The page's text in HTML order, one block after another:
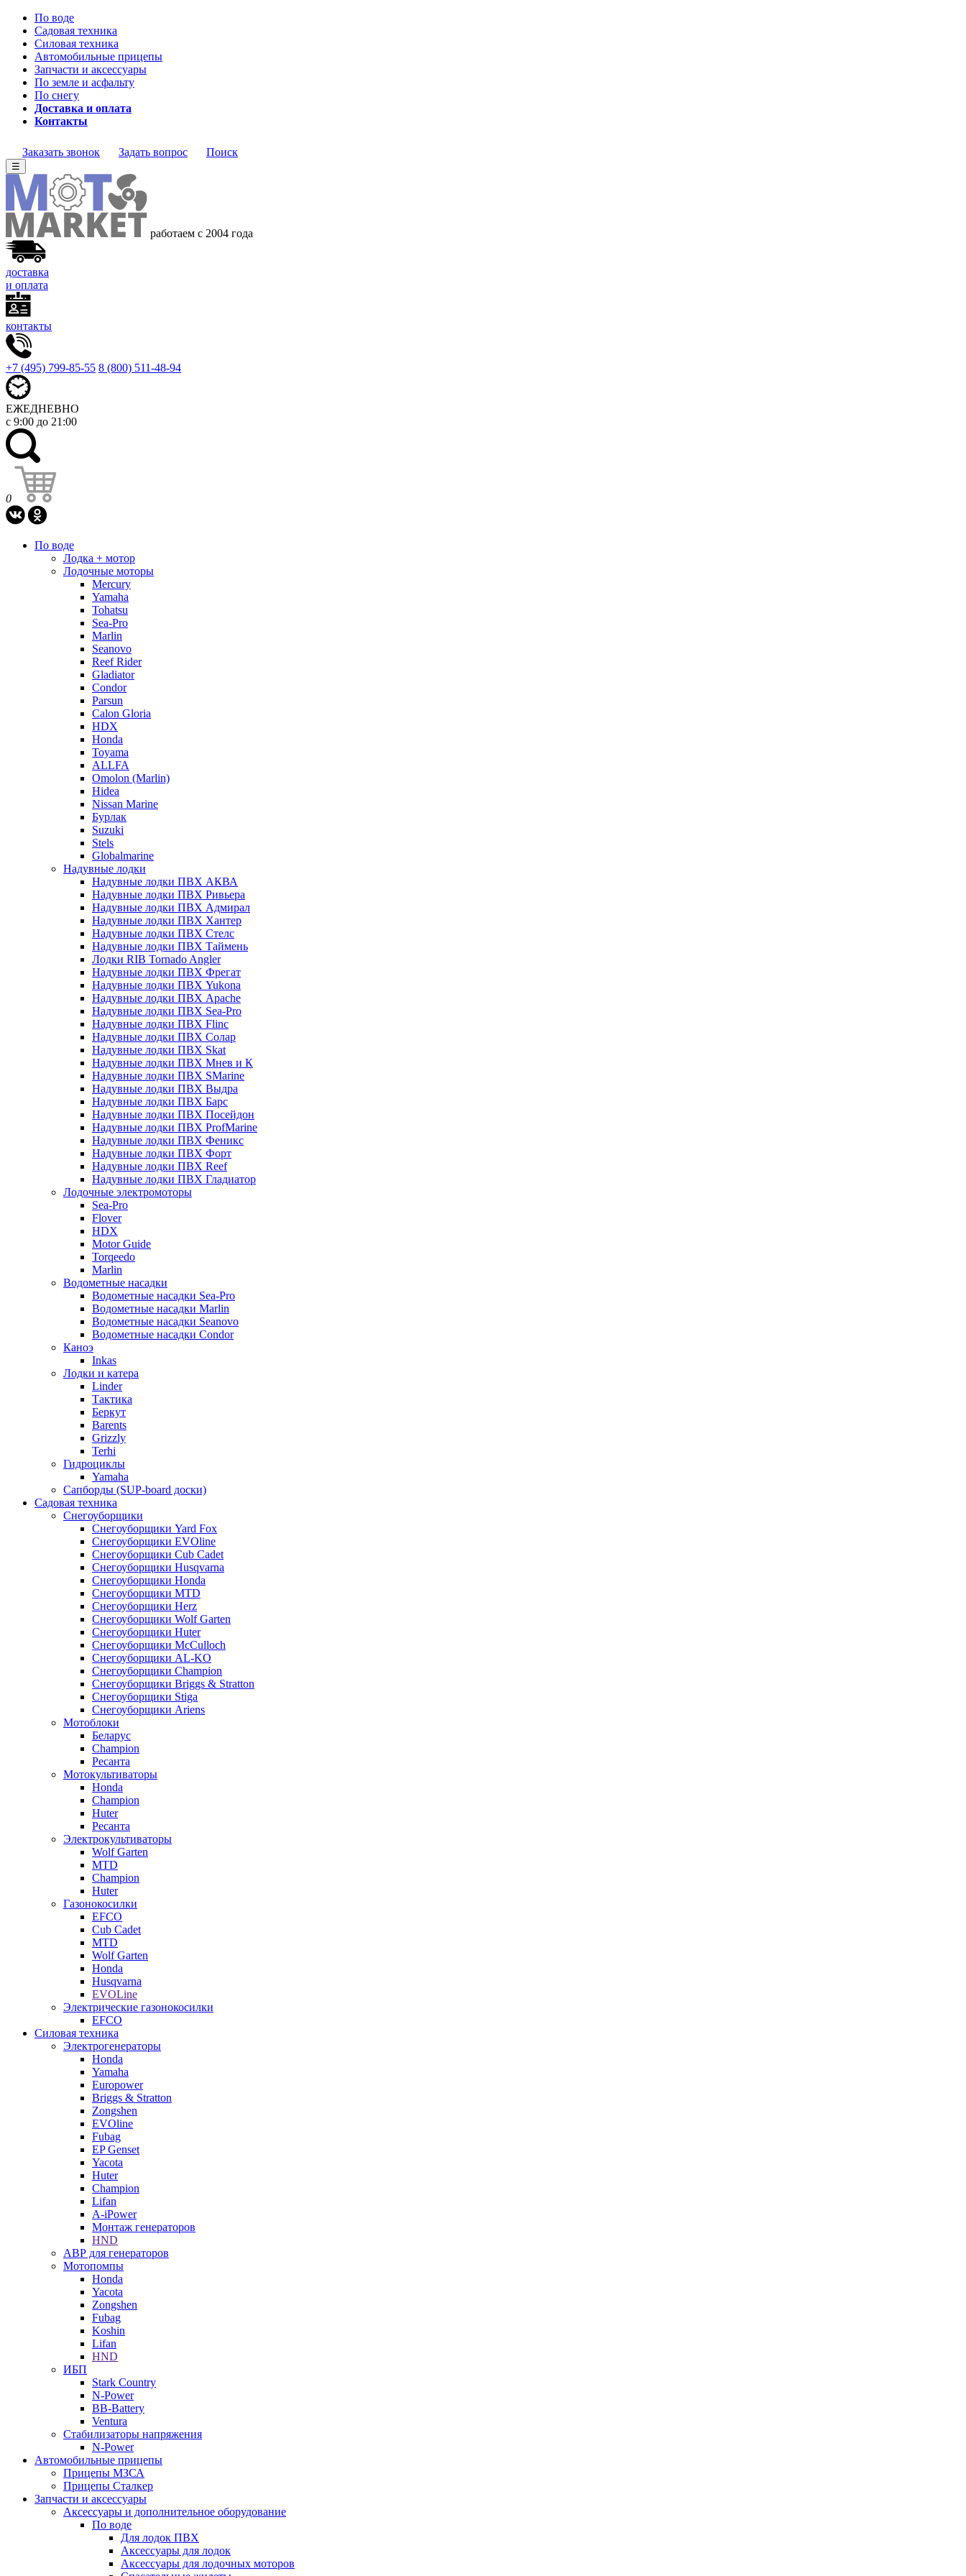
По воде
Садовая техника
Силовая техника
Автомобильные прицепы
Запчасти и аксессуары
По земле и асфальту
По снегу
Доставка и оплата
Контакты
Заказать звонок Задать вопрос Поиск
☰
работаем с 2004 года
доставка
и оплата
контакты
+7 (495) 799-85-55 8 (800) 511-48-94
ЕЖЕДНЕВНО
с 9:00 до 21:00
0
По воде
Лодка + мотор
Лодочные моторы
Mercury
Yamaha
Tohatsu
Sea-Pro
Marlin
Seanovo
Reef Rider
Gladiator
Condor
Parsun
Calon Gloria
HDX
Honda
Toyama
ALLFA
Omolon (Marlin)
Hidea
Nissan Marine
Бурлак
Suzuki
Stels
Globalmarine
Надувные лодки
Надувные лодки ПВХ АКВА
Надувные лодки ПВХ Ривьера
Надувные лодки ПВХ Адмирал
Надувные лодки ПВХ Хантер
Надувные лодки ПВХ Стелс
Надувные лодки ПВХ Таймень
Лодки RIB Tornado Angler
Надувные лодки ПВХ Фрегат
Надувные лодки ПВХ Yukona
Надувные лодки ПВХ Apache
Надувные лодки ПВХ Sea-Pro
Надувные лодки ПВХ Flinc
Надувные лодки ПВХ Солар
Надувные лодки ПВХ Skat
Надувные лодки ПВХ Мнев и К
Надувные лодки ПВХ SMarine
Надувные лодки ПВХ Выдра
Надувные лодки ПВХ Барс
Надувные лодки ПВХ Посейдон
Надувные лодки ПВХ ProfMarine
Надувные лодки ПВХ Феникс
Надувные лодки ПВХ Форт
Надувные лодки ПВХ Reef
Надувные лодки ПВХ Гладиатор
Лодочные электромоторы
Sea-Pro
Flover
HDX
Motor Guide
Torqeedo
Marlin
Водометные насадки
Водометные насадки Sea-Pro
Водометные насадки Marlin
Водометные насадки Seanovo
Водометные насадки Condor
Каноэ
Inkas
Лодки и катера
Linder
Тактика
Беркут
Barents
Grizzly
Terhi
Гидроциклы
Yamaha
Сапборды (SUP-board доски)
Садовая техника
Снегоуборщики
Снегоуборщики Yard Fox
Снегоуборщики EVOline
Снегоуборщики Cub Cadet
Снегоуборщики Husqvarna
Снегоуборщики Honda
Снегоуборщики MTD
Снегоуборщики Herz
Снегоуборщики Wolf Garten
Снегоуборщики Huter
Снегоуборщики McCulloch
Снегоуборщики AL-KO
Снегоуборщики Champion
Снегоуборщики Briggs & Stratton
Снегоуборщики Stiga
Снегоуборщики Ariens
Мотоблоки
Беларус
Champion
Ресанта
Мотокультиваторы
Honda
Champion
Huter
Ресанта
Электрокультиваторы
Wolf Garten
MTD
Champion
Huter
Газонокосилки
EFCO
Cub Cadet
MTD
Wolf Garten
Honda
Husqvarna
EVOLine
Электрические газонокосилки
EFCO
Силовая техника
Электрогенераторы
Honda
Yamaha
Europower
Briggs & Stratton
Zongshen
EVOline
Fubag
EP Genset
Yacota
Huter
Champion
Lifan
A-iPower
Монтаж генераторов
HND
АВР для генераторов
Мотопомпы
Honda
Yacota
Zongshen
Fubag
Koshin
Lifan
HND
ИБП
Stark Country
N-Power
BB-Battery
Ventura
Стабилизаторы напряжения
N-Power
Автомобильные прицепы
Прицепы МЗСА
Прицепы Сталкер
Запчасти и аксессуары
Аксессуары и дополнительное оборудование
По воде
Для лодок ПВХ
Аксессуары для лодок
Аксессуары для лодочных моторов